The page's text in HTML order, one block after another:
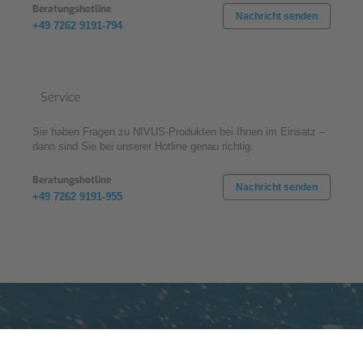
Beratungshotline
+49 7262 9191-794
Nachricht senden
Service
Sie haben Fragen zu NIVUS-Produkten bei Ihnen im Einsatz –
dann sind Sie bei unserer Hotline genau richtig.
Beratungshotline
+49 7262 9191-955
Nachricht senden